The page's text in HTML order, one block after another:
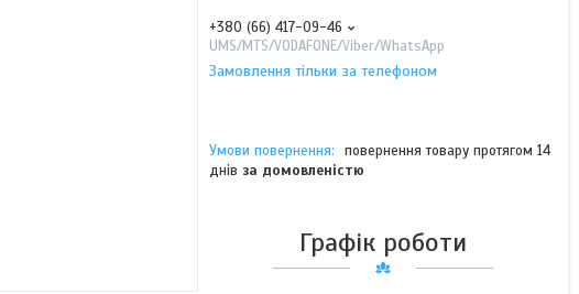
+380 (66) 417-09-46
UMS/MTS/VODAFONE/Viber/WhatsApp
Замовлення тільки за телефоном
повернення товару протягом 14
днів за домовленістю
Графік роботи